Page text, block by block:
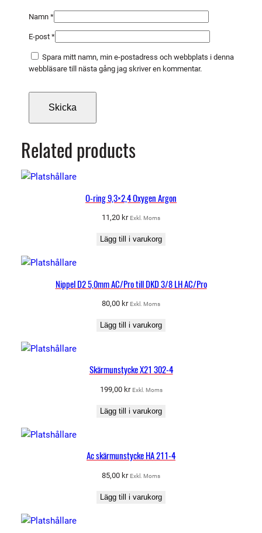
Namn *
E-post *
Spara mitt namn, min e-postadress och webbplats i denna
webbläsare till nästa gång jag skriver en kommentar.
Related products
O-ring 9,3×2,4 Oxygen Argon
11,20 kr Exkl. Moms
Lägg till i varukorg
Nippel D2 5,0mm AC/Pro till DKD 3/8 LH AC/Pro
80,00 kr Exkl. Moms
Lägg till i varukorg
Skärmunstycke X21 302-4
199,00 kr Exkl. Moms
Lägg till i varukorg
Ac skärmunstycke HA 211-4
85,00 kr Exkl. Moms
Lägg till i varukorg